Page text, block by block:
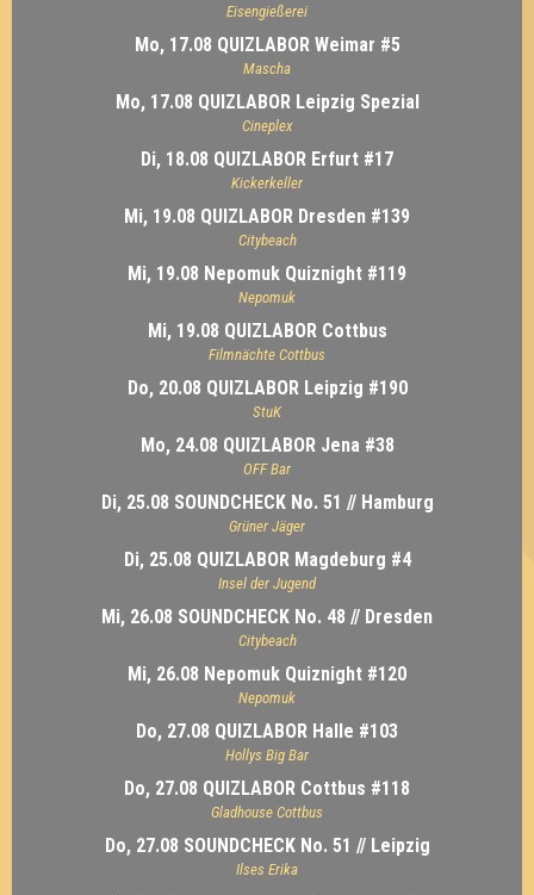
Eisengießerei
Mo, 17.08 QUIZLABOR Weimar #5
Mascha
Mo, 17.08 QUIZLABOR Leipzig Spezial
Cineplex
Di, 18.08 QUIZLABOR Erfurt #17
Kickerkeller
Mi, 19.08 QUIZLABOR Dresden #139
Citybeach
Mi, 19.08 Nepomuk Quiznight #119
Nepomuk
Mi, 19.08 QUIZLABOR Cottbus
Filmnächte Cottbus
Do, 20.08 QUIZLABOR Leipzig #190
StuK
Mo, 24.08 QUIZLABOR Jena #38
OFF Bar
Di, 25.08 SOUNDCHECK No. 51 // Hamburg
Grüner Jäger
Di, 25.08 QUIZLABOR Magdeburg #4
Insel der Jugend
Mi, 26.08 SOUNDCHECK No. 48 // Dresden
Citybeach
Mi, 26.08 Nepomuk Quiznight #120
Nepomuk
Do, 27.08 QUIZLABOR Halle #103
Hollys Big Bar
Do, 27.08 QUIZLABOR Cottbus #118
Gladhouse Cottbus
Do, 27.08 SOUNDCHECK No. 51 // Leipzig
Ilses Erika